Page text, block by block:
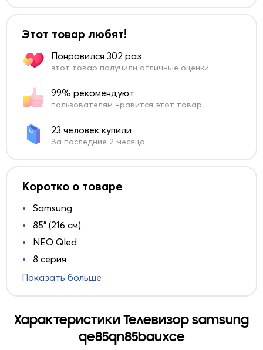
Этот товар любят!
Понравился 302 раз
этот товар получили отличные оценки
99% рекомендуют
пользователям нравится этот товар
23 человек купили
За последние 2 месяца
Коротко о товаре
Samsung
85" (216 см)
NEO Qled
8 серия
Показать больше
Характеристики Телевизор samsung
qe85qn85bauxce